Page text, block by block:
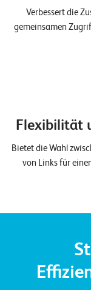
Verbessert die
gemeinsamen
Flexibilität
Bietet die Wahl
von Links für